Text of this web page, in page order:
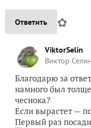
Ответить ✿
ViktorSelin
Виктор
Благодарю за
намного был
чеснока?
Если вырастет —
Первый раз